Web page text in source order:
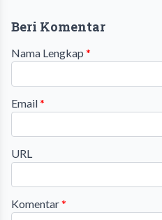
Beri Komentar
Nama Lengkap *
Email*
URL
Komentar*